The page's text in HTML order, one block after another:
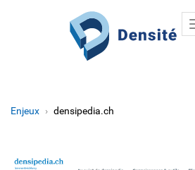
Aller au contenu principal
Enjeux densipedia.ch